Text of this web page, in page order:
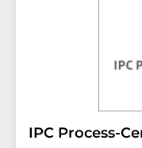
IPC Process-